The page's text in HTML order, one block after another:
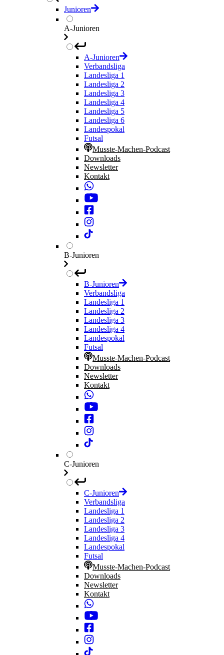
Junioren
A-Junioren
A-Junioren
Verbandsliga
Landesliga 1
Landesliga 2
Landesliga 3
Landesliga 4
Landesliga 5
Landesliga 6
Landespokal
Futsal
Musste-Machen-Podcast
Downloads
Newsletter
Kontakt
B-Junioren
B-Junioren
Verbandsliga
Landesliga 1
Landesliga 2
Landesliga 3
Landesliga 4
Landespokal
Futsal
Musste-Machen-Podcast
Downloads
Newsletter
Kontakt
C-Junioren
C-Junioren
Verbandsliga
Landesliga 1
Landesliga 2
Landesliga 3
Landesliga 4
Landespokal
Futsal
Musste-Machen-Podcast
Downloads
Newsletter
Kontakt